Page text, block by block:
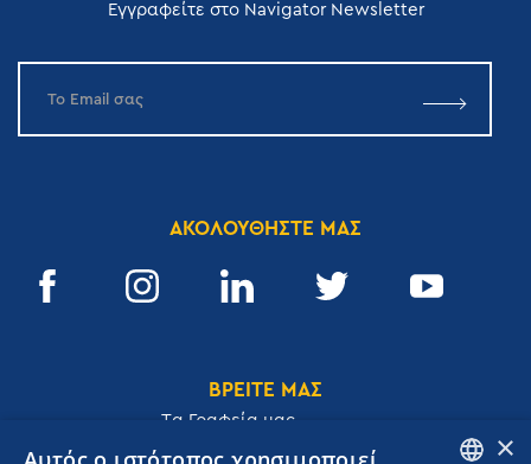
Εγγραφείτε στο Navigator Newsletter
ΑΚΟΛΟΥΘΗΣΤΕ ΜΑΣ
ΒΡΕΙΤΕ ΜΑΣ
Tα Γραφεία μας
×